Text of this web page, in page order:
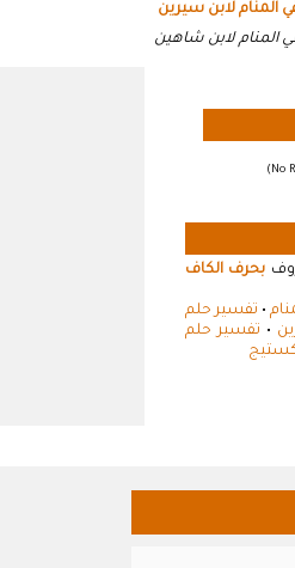
المنام لابن سيرين
المنام لابن شاهين
بحرف الكاف
• تفسير حلم
• تفسير حلم